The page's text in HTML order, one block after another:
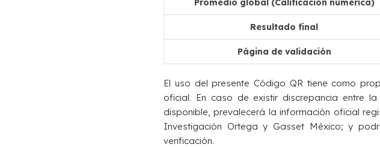
Promedio global (Calificación numérica)
Resultado final
Página de validación
El uso del presente Código QR tiene como
oficial. En caso de existir discrepancia entre
disponible, prevalecerá la información oficial
Investigación Ortega y Gasset México; y
verificación.